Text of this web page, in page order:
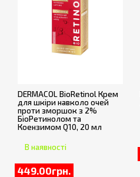
DERMACOL BioRetinol Крем
для шкіри навколо очей
проти зморшок з 2%
БіоРетинолом та
Коензимом Q10, 20 мл
В наявності
449.00грн.